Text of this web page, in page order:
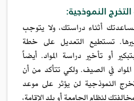
النموذجية:
أثناء دراستك، ولا يتوجب
تستطيع التعديل على خطة
أو تأخير دراسة المواد. أيضاً
في الصيف. ولكي تتأكد من أن
النموذجية لن يؤثر على موعد